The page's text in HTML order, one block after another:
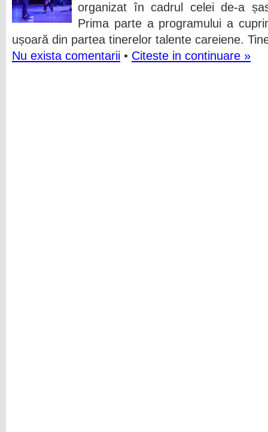
organizat în cadrul celei de-a
Prima parte a programului a
ușoară din partea tinerelor talente careiene.
Nu exista comentarii • Citeste in continuare »